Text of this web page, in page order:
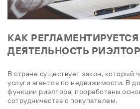
КАК РЕГЛАМЕНТИРУЕТСЯ
ДЕЯТЕЛЬНОСТЬ
В стране существует закон, который
услуги агентов по недвижимости. В
функции риэлтора, проработаны
сотрудничества с покупателем.